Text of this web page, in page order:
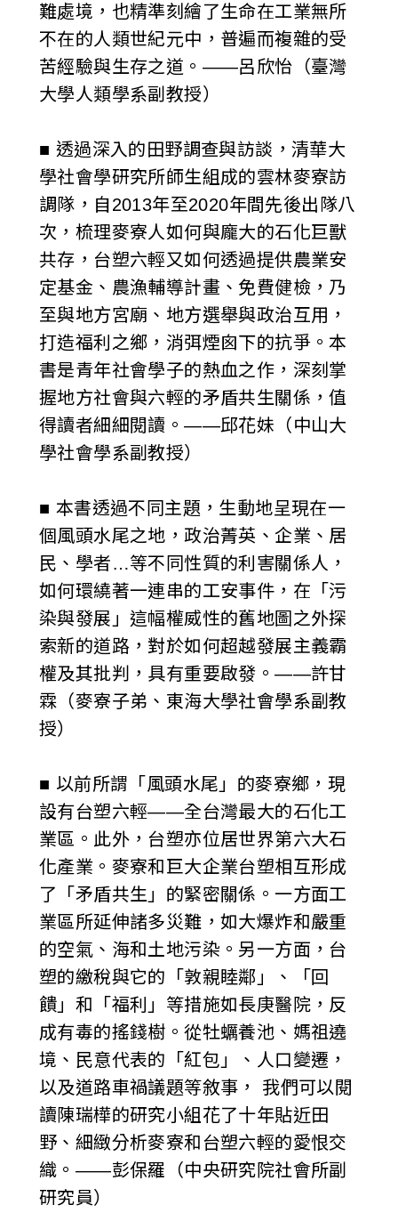
難處境，也精準刻繪了生命在工業無所
不在的人類世紀元中，普遍而複雜的受
苦經驗與生存之道。——呂欣怡（臺灣
大學人類學系副教授）
■ 透過深入的田野調查與訪談，清華大
學社會學研究所師生組成的雲林麥寮訪
調隊，自2013年至2020年間先後出隊八
次，梳理麥寮人如何與龐大的石化巨獸
共存，台塑六輕又如何透過提供農業安
定基金、農漁輔導計畫、免費健檢，乃
至與地方宮廟、地方選舉與政治互用，
打造福利之鄉，消弭煙囪下的抗爭。本
書是青年社會學子的熱血之作，深刻掌
握地方社會與六輕的矛盾共生關係，值
得讀者細細閱讀。——邱花妹（中山大
學社會學系副教授）
■ 本書透過不同主題，生動地呈現在一
個風頭水尾之地，政治菁英、企業、居
民、學者…等不同性質的利害關係人，
如何環繞著一連串的工安事件，在「污
染與發展」這幅權威性的舊地圖之外探
索新的道路，對於如何超越發展主義霸
權及其批判，具有重要啟發。——許甘
霖（麥寮子弟、東海大學社會學系副教
授）
■ 以前所謂「風頭水尾」的麥寮鄉，現
設有台塑六輕——全台灣最大的石化工
業區。此外，台塑亦位居世界第六大石
化產業。麥寮和巨大企業台塑相互形成
了「矛盾共生」的緊密關係。一方面工
業區所延伸諸多災難，如大爆炸和嚴重
的空氣、海和土地污染。另一方面，台
塑的繳稅與它的「敦親睦鄰」、「回
饋」和「福利」等措施如長庚醫院，反
成有毒的搖錢樹。從牡蠣養池、媽祖遶
境、民意代表的「紅包」、人口變遷，
以及道路車禍議題等敘事， 我們可以閱
讀陳瑞樺的研究小組花了十年貼近田
野、細緻分析麥寮和台塑六輕的愛恨交
織。——彭保羅（中央研究院社會所副
研究員）